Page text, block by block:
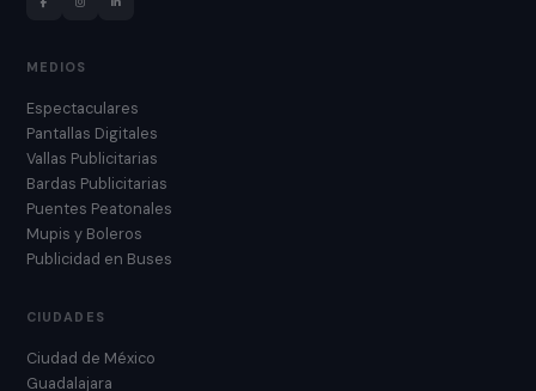
MEDIOS
Espectaculares
Pantallas Digitales
Vallas Publicitarias
Bardas Publicitarias
Puentes Peatonales
Mupis y Boleros
Publicidad en Buses
CIUDADES
Ciudad de México
Guadalajara